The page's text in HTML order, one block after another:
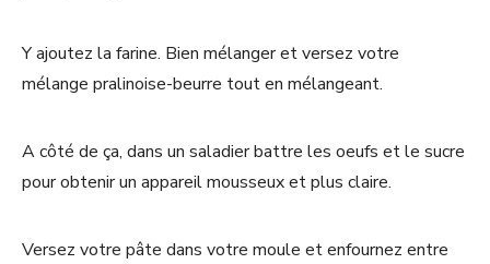
Y ajoutez la farine. Bien mélanger et versez votre
mélange pralinoise-beurre tout en mélangeant.
A côté de ça, dans un saladier battre les oeufs et le sucre
pour obtenir un appareil mousseux et plus claire.
Versez votre pâte dans votre moule et enfournez entre